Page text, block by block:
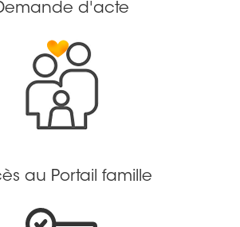
d'acte
au Portail famille